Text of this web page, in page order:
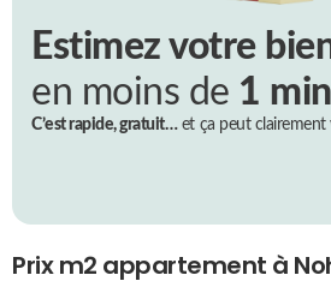
Estimez votre
en moins de 1
C’est rapide, gratuit…et ça peut clairement
Prix m2 appartement à